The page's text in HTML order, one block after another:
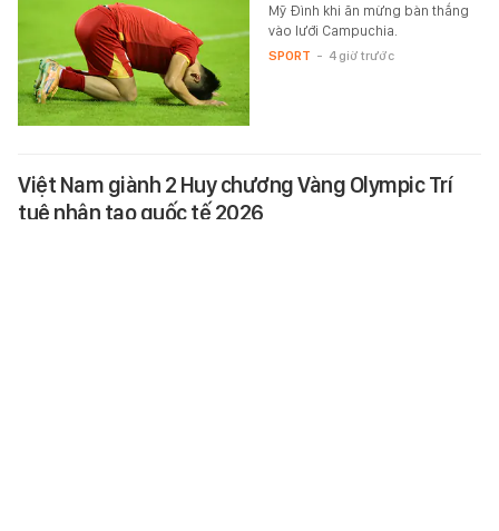
Mỹ Đình khi ăn mừng bàn thắng
vào lưới Campuchia.
SPORT - 4 giờ trước
Việt Nam giành 2 Huy chương Vàng Olympic Trí
tuệ nhân tạo quốc tế 2026